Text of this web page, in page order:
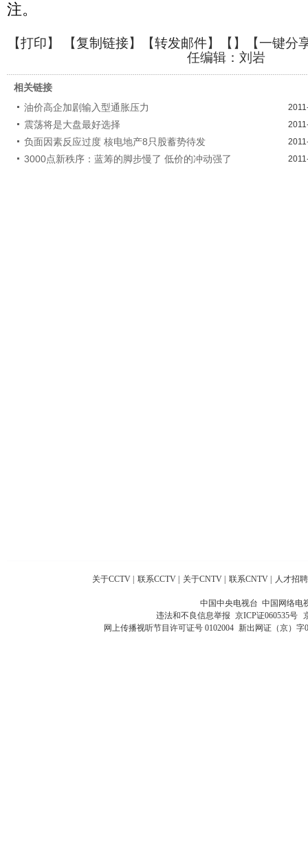
注。
【打印】 【复制链接】【转发邮件】【 】
【一键分
任编辑：刘岩
相关链接
油价高企加剧输入型通胀压力
震荡将是大盘最好选择
负面因素反应过度 核电地产8只股蓄势待发
3000点新秩序：蓝筹的脚步慢了 低价的冲动强了
关于CCTV 联系CCTV 关于CNTV 联系CNTV 人才招聘
中国中央电视台 中国网络电
违法和不良信息举报 京ICP证060535号
网上传播视听节目许可证号 0102004 新出网证（京）